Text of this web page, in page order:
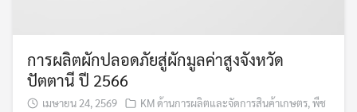
การผลิตผักปลอดภัยสู่ผักมูลค่าสูงจังหวัด
ปัตตานี ปี 2566
เมษายน 24, 2569 KM ด้านการผลิตและจัดการสินค้าเกษตร,พืช